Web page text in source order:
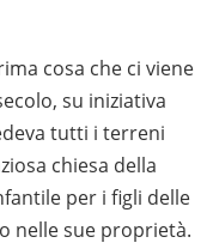
cosa che ci viene
su iniziativa
tutti i terreni
chiesa della
per i figli delle
nelle sue proprietà.